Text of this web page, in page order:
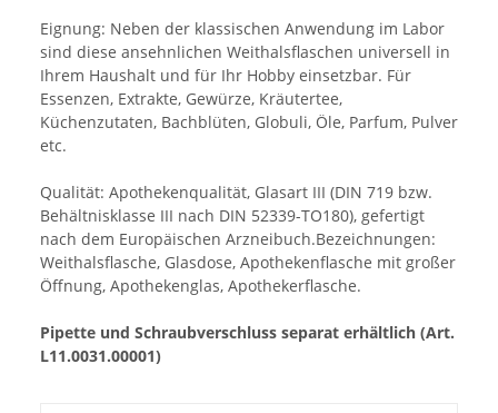
Eignung: Neben der klassischen Anwendung im Labor
sind diese ansehnlichen Weithalsflaschen universell in
Ihrem Haushalt und für Ihr Hobby einsetzbar. Für
Essenzen, Extrakte, Gewürze, Kräutertee,
Küchenzutaten, Bachblüten, Globuli, Öle, Parfum, Pulver
etc.
Qualität: Apothekenqualität, Glasart III (DIN 719 bzw.
Behältnisklasse III nach DIN 52339-TO180), gefertigt
nach dem Europäischen Arzneibuch.Bezeichnungen:
Weithalsflasche, Glasdose, Apothekenflasche mit großer
Öffnung, Apothekenglas, Apothekerflasche.
Pipette und Schraubverschluss separat erhältlich (Art.
L11.0031.00001)